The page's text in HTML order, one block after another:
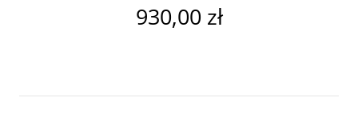
930,00 zł